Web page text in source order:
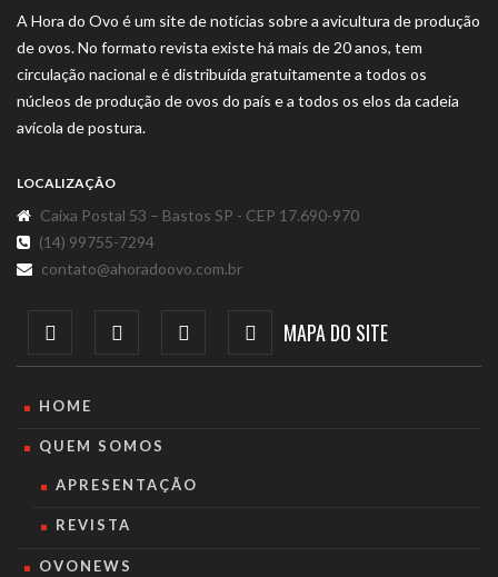
A Hora do Ovo é um site de notícias sobre a avicultura de produção
de ovos. No formato revista existe há mais de 20 anos, tem
circulação nacional e é distribuída gratuitamente a todos os
núcleos de produção de ovos do país e a todos os elos da cadeia
avícola de postura.
LOCALIZAÇÃO
Caixa Postal 53 – Bastos SP - CEP 17.690-970
(14) 99755-7294
contato@ahoradoovo.com.br
MAPA DO SITE
HOME
QUEM SOMOS
APRESENTAÇÃO
REVISTA
OVONEWS